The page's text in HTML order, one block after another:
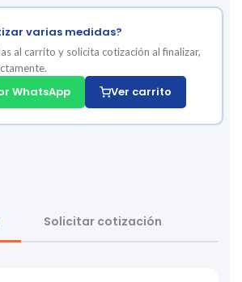
varias medidas?
al carrito y solicita cotización al finalizar,
WhatsApp Ver carrito
Solicitar cotización